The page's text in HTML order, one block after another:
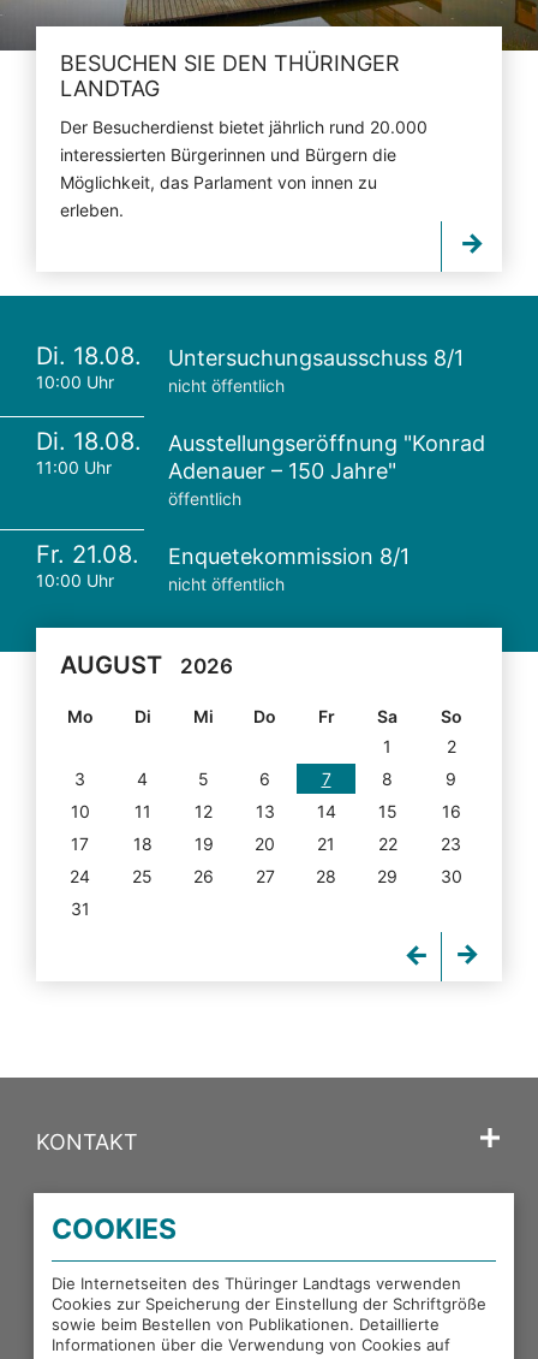
BESUCHEN SIE DEN THÜRINGER
LANDTAG
Der Besucherdienst bietet jährlich rund 20.000
interessierten Bürgerinnen und Bürgern die
Möglichkeit, das Parlament von innen zu
erleben.
Di. 18.08.
10:00 Uhr
Untersuchungsausschuss 8/1
nicht öffentlich
Di. 18.08.
11:00 Uhr
Ausstellungseröffnung "Konrad
Adenauer – 150 Jahre"
öffentlich
Fr. 21.08.
10:00 Uhr
Enquetekommission 8/1
nicht öffentlich
AUGUST 2026
Mo Di Mi Do Fr Sa
So
1
2
3
4 5 6 7 8
9
10
11 12 13 14 15
16
17
18 19 20 21 22
23
24
25 26 27 28 29
30
31
KONTAKT
PORTALE DES THÜRINGER LANDTAGS
EXTERNE LINKS
COOKIES
Die Internetseiten des Thüringer Landtags verwenden
Cookies zur Speicherung der Einstellung der Schriftgröße
sowie beim Bestellen von Publikationen. Detaillierte
Informationen über die Verwendung von Cookies auf